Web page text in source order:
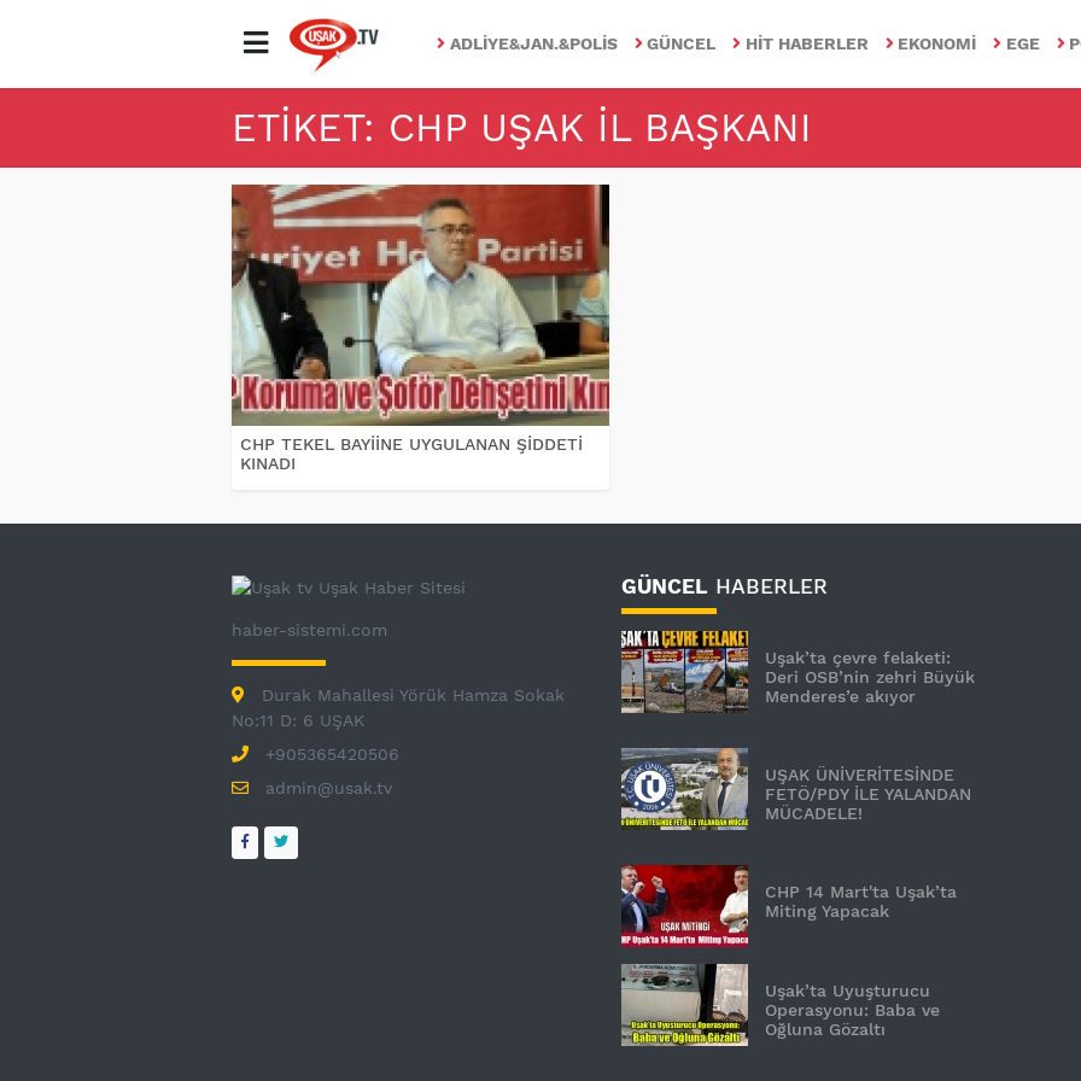
ADLIYE&JAN.&POLIS GÜNCEL HIT HABERLER EKONOMI EGE
ETIKET: CHP UŞAK IL BAŞKANI
CHP TEKEL BAYİİNE UYGULANAN ŞİDDETİ
KINADI
haber-sistemi.com
Durak Mahallesi Yörük Hamza Sokak
No:11 D: 6 UŞAK
+905365420506
admin@usak.tv
GÜNCEL HABERLER
Uşak’ta çevre felaketi:
Deri OSB’nin zehri Büyük
Menderes’e akıyor
UŞAK ÜNİVERİTESİNDE
FETÖ/PDY İLE YALANDAN
MÜCADELE!
CHP 14 Mart'ta Uşak’ta
Miting Yapacak
Uşak’ta Uyuşturucu
Operasyonu: Baba ve
Oğluna Gözaltı